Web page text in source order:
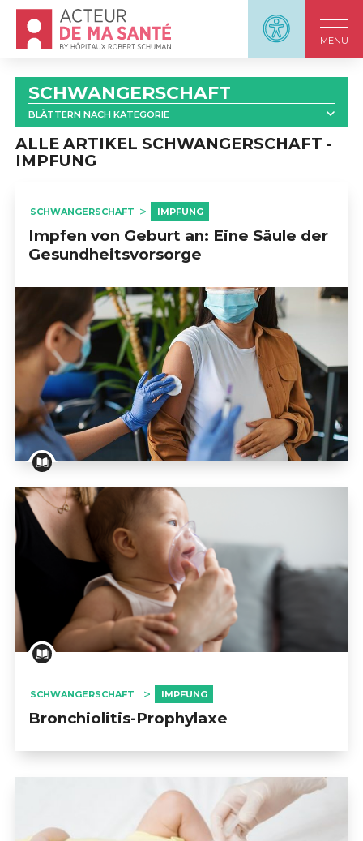
Panneau
MENU
Accueil - Acteur de ma santé, by HôpitauxRobert
SCHWANGERSCHAFT
BLÄTTERN NACH KATEGORIE
ALLE
DISRUPTOREN
                            SCHWANGERSCHAFT:
                            SCHWANGERSCHAFT UND GEBURT :
VIDEOS
                            GEBURTSVORBEREITUNG
                            SCHWANGERSCHAFT
SCHWANGERSCHAFTSKOMPLIKATIONEN
                            ZWILLINGSSCHWANGERSCHAFT
                            ERNÄHRUNG UND
SCHWANGERSCHAFT
                            ENTBINDUNG
                            KAISERSCHNITT
ENTBINDUNGSSTATION
ALLE ARTIKEL SCHWANGERSCHAFT -
IMPFUNG
SCHWANGERSCHAFT IMPFUNG
Impfen von Geburt an: Eine Säule der
Gesundheitsvorsorge
Impfen von Geburt an: Eine Säule der
SCHWANGERSCHAFT IMPFUNG
Bronchiolitis-Prophylaxe